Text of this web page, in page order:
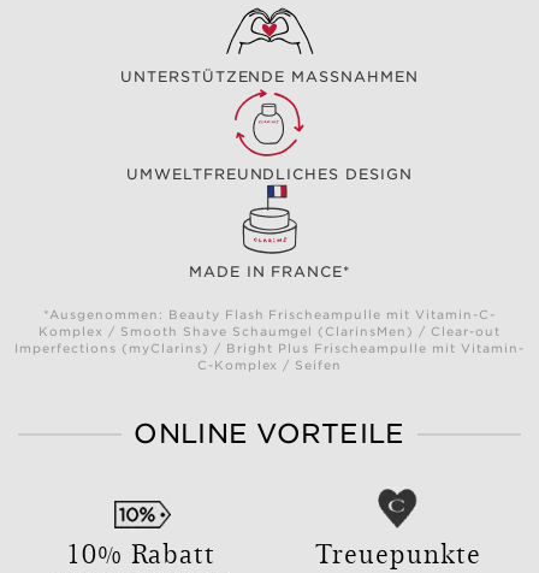
UNTERSTÜTZENDE MASSNAHMEN
UMWELTFREUNDLICHES DESIGN
MADE IN FRANCE*
*Ausgenommen: Beauty Flash Frischeampulle mit Vitamin-C-
Komplex / Smooth Shave Schaumgel (ClarinsMen) / Clear-out
Imperfections (myClarins) / Bright Plus Frischeampulle mit Vitamin-
C-Komplex / Seifen
ONLINE VORTEILE
10% Rabatt Treuepunkte